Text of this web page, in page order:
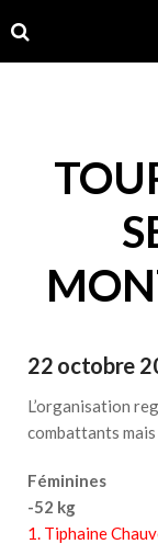
to
navigation
to
content
22 octobre
L’organisation
combattants
Féminines
-52 kg
1. Tiphaine